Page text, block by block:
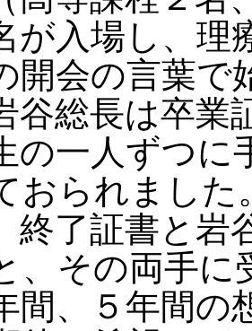
が入場し、理
開会の言葉で
谷総長は卒業
の一人ずつに
おられました
終了証書と岩
、その両手に
間、５年間の